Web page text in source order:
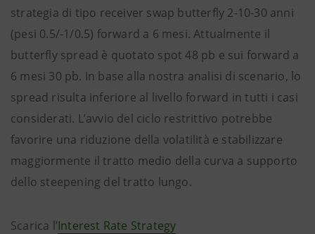
strategia di tipo receiver swap butterfly 2-10-30 anni
(pesi 0.5/-1/0.5) forward a 6 mesi. Attualmente il
butterfly spread è quotato spot 48 pb e sui forward a
6 mesi 30 pb. In base alla nostra analisi di scenario, lo
spread risulta inferiore al livello forward in tutti i casi
considerati. L’avvio del ciclo restrittivo potrebbe
favorire una riduzione della volatilità e stabilizzare
maggiormente il tratto medio della curva a supporto
dello steepening del tratto lungo.
Scarica l’Interest Rate Strategy